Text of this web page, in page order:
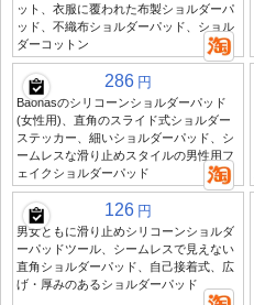
ット、衣服に覆われた布製ショルダーパ
ッド、不織布ショルダーパッド、ショル
ダーコットン
286 円
Baonasのシリコーンショルダーパッド
(女性用)、直角のスライド式ショルダー
ステッカー、細いショルダーパッド、シ
ームレスな滑り止めスタイルの男性用フ
ェイクショルダーパッド
126 円
男女ともに滑り止めシリコーンショルダ
ーパッドツール、シームレスで見えない
直角ショルダーパッド、自己接着式、広
げ・厚みのあるショルダーパッド